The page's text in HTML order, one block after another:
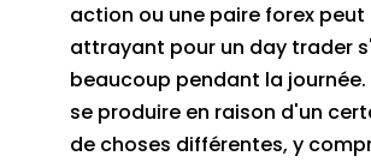
action ou une paire forex peut
attrayant pour un day trader
beaucoup pendant la journée.
se produire en raison d'un
de choses différentes, y